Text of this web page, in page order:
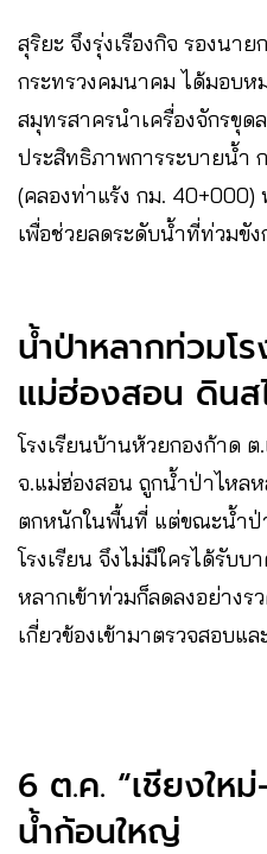
สุริยะ จึงรุ่งเรืองกิจ รองนา
กระทรวงคมนาคม ได้มอบห
สมุทรสาครนำเครื่องจักรขุด
ประสิทธิภาพการระบายน้ำ
(คลองท่าแร้ง กม. 40+000)
เพื่อช่วยลดระดับน้ำที่ท่วมขัง
น้ำป่าหลากท่วมโ
แม่ฮ่องสอน ดิน
โรงเรียนบ้านห้วยกองก้าด
จ.แม่ฮ่องสอน ถูกน้ำป่าไหล
ตกหนักในพื้นที่ แต่ขณะน้ำป่
โรงเรียน จึงไม่มีใครได้รับ
หลากเข้าท่วมก็ลดลงอย่าง
เกี่ยวข้องเข้ามาตรวจสอบแ
6 ต.ค. “เชียงให
น้ำก้อนใหญ่